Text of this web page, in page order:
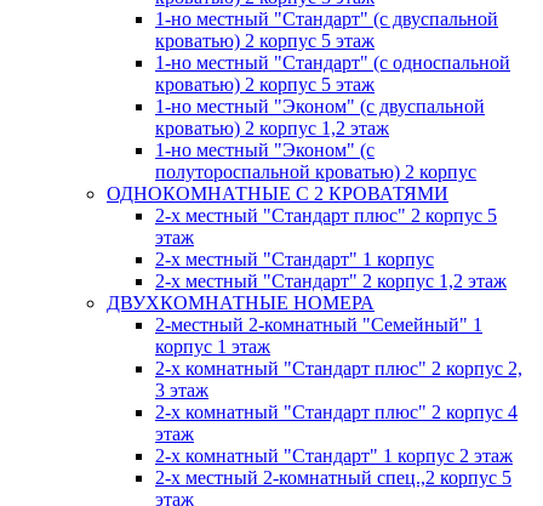
1-но местный "Стандарт" (с двуспальной
кроватью) 2 корпус 5 этаж
1-но местный "Стандарт" (с односпальной
кроватью) 2 корпус 5 этаж
1-но местный "Эконом" (с двуспальной
кроватью) 2 корпус 1,2 этаж
1-но местный "Эконом" (с
полутороспальной кроватью) 2 корпус
ОДНОКОМНАТНЫЕ С 2 КРОВАТЯМИ
2-х местный "Стандарт плюс" 2 корпус 5
этаж
2-х местный "Стандарт" 1 корпус
2-х местный "Стандарт" 2 корпус 1,2 этаж
ДВУХКОМНАТНЫЕ НОМЕРА
2-местный 2-комнатный "Семейный" 1
корпус 1 этаж
2-х комнатный "Стандарт плюс" 2 корпус 2,
3 этаж
2-х комнатный "Стандарт плюс" 2 корпус 4
этаж
2-х комнатный "Стандарт" 1 корпус 2 этаж
2-х местный 2-комнатный спец.,2 корпус 5
этаж